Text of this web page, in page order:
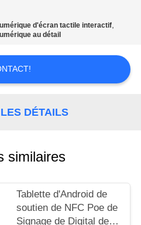
d'écran tactile interactif,
au détail
DÉTAILS
similaires
Tablette d'Android de
soutien de NFC Poe de
Signage de Digital de